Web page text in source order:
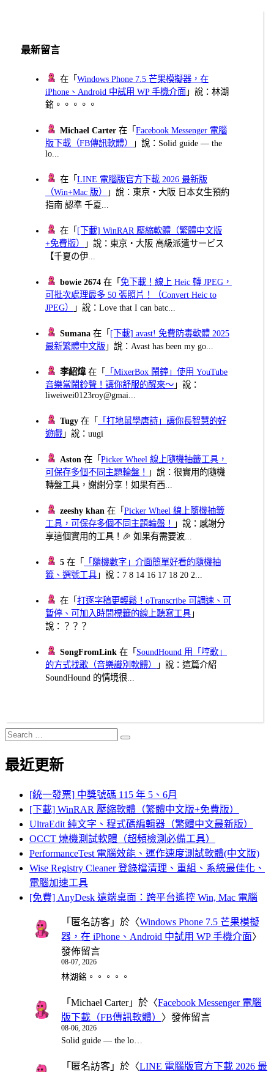
最新留言
在「Windows Phone 7.5 芒果模擬器，在
iPhone、Android 中試用 WP 手機介面 」說：林湖
銘。。。。。
Michael Carter 在「Facebook Messenger 電腦
版下載（FB傳訊軟體）
」說：Solid guide — the
lo...
在「LINE 電腦版官方下載 2026 最新版
（Win+Mac 版）
」說：東京・大阪 日本女生預約
指南 認準 千夏...
在「 [下載] WinRAR 壓縮軟體（繁體中文版
+免費版）
」說：東京・大阪 高級派遣サービス
【千夏の伊...
bowie 2674 在「免下載！線上 Heic 轉 JPEG，
可批次處理最多 50 張照片！（Convert Heic to
JPEG）
」說：Love that I can batc...
Sumana 在「 [下載] avast! 免費防毒軟體 2025
最新繁體中文版 」說：Avast has been my go...
李紹煒在「
「MixerBox 鬧鐘」使用 YouTube
音樂當鬧鈴聲！讓你舒服的醒來～ 」說：
liweiwei0123roy@gmai...
Tugy 在「
「打地鼠學唐詩」讓你長智慧的好
遊戲 」說：uugi
Aston 在「Picker Wheel 線上隨機抽籤工具，
可保存多個不同主題輪盤！
」說：很實用的隨機
轉盤工具，謝謝分享！如果有西...
zeeshy khan 在「Picker Wheel 線上隨機抽籤
工具，可保存多個不同主題輪盤！
」說：感謝分
享這個實用的工具！🎉 如果有需要波...
5 在「
「隨機數字」介面簡單好看的隨機抽
籤、選號工具 」說：7 8 14 16 17 18 20 2...
在「打逐字稿更輕鬆！oTranscribe 可調速、可
暫停、可加入時間標籤的線上聽寫工具 」
說：？？？
SongFromLink 在「 SoundHound 用「哼歌」
的方式找歌（音樂識別軟體）
」說：這篇介紹
SoundHound 的情境很...
Search
for:
Search
最近更新
[統一發票] 中獎號碼 115 年 5、6月
[下載] WinRAR 壓縮軟體（繁體中文版+免費版）
UltraEdit 純文字、程式碼編輯器（繁體中文最新版）
OCCT 燒機測試軟體（超頻檢測必備工具）
PerformanceTest 電腦效能、運作速度測試軟體(中文版)
Wise Registry Cleaner 登錄檔清理、重組、系統最佳化、
電腦加速工具
[免費] AnyDesk 遠端桌面：跨平台遙控 Win, Mac 電腦
「 匿名訪客 」於〈Windows Phone 7.5 芒果模擬
器，在 iPhone、Android 中試用 WP 手機介面〉
發佈留言
08-07, 2026
林湖銘。。。。。
「 Michael Carter」於〈Facebook Messenger 電腦
版下載（FB傳訊軟體） 〉發佈留言
08-06, 2026
Solid guide — the lo…
「 匿名訪客 」於〈LINE 電腦版官方下載 2026 最